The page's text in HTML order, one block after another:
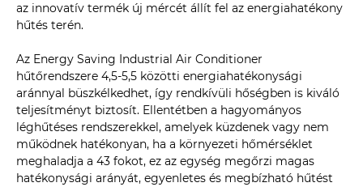
az innovatív termék új mércét állít fel az energiahatékony
hűtés terén.
Az Energy Saving Industrial Air Conditioner
hűtőrendszere 4,5-5,5 közötti energiahatékonysági
aránnyal büszkélkedhet, így rendkívüli hőségben is kiváló
teljesítményt biztosít. Ellentétben a hagyományos
léghűtéses rendszerekkel, amelyek küzdenek vagy nem
működnek hatékonyan, ha a környezeti hőmérséklet
meghaladja a 43 fokot, ez az egység megőrzi magas
hatékonysági arányát, egyenletes és megbízható hűtést